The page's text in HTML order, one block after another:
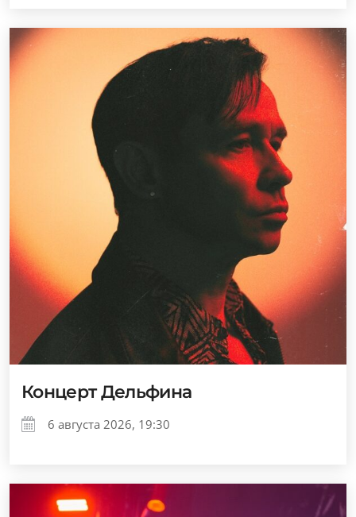
Концерт Дельфина
6 августа 2026, 19:30